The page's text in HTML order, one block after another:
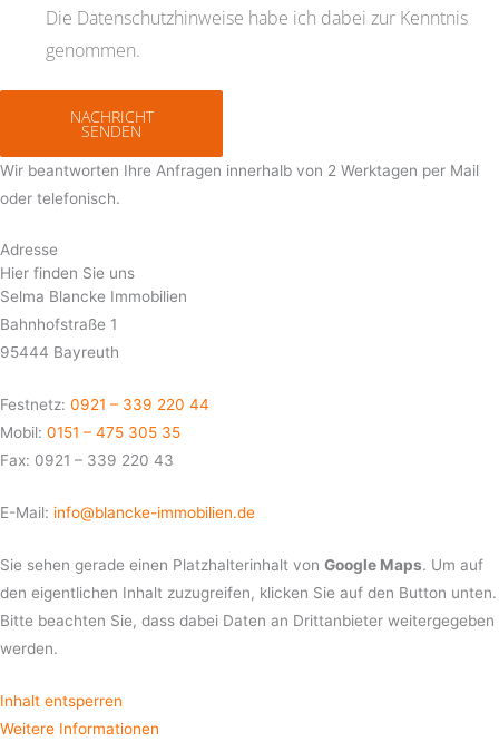
Die Datenschutzhinweise habe ich dabei zur Kenntnis
genommen.
NACHRICHT
SENDEN
Wir beantworten Ihre Anfragen innerhalb von 2 Werktagen per Mail
oder telefonisch.
Adresse
Hier finden Sie uns
Selma Blancke Immobilien
Bahnhofstraße 1
95444 Bayreuth
Festnetz: 0921 – 339 220 44
Mobil: 0151 – 475 305 35
Fax: 0921 – 339 220 43
E-Mail: info@blancke-immobilien.de
Sie sehen gerade einen Platzhalterinhalt von Google Maps. Um auf
den eigentlichen Inhalt zuzugreifen, klicken Sie auf den Button unten.
Bitte beachten Sie, dass dabei Daten an Drittanbieter weitergegeben
werden.
Inhalt entsperren
Weitere Informationen